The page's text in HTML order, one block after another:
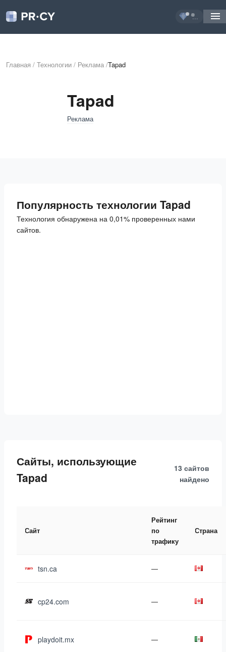
...
Главная / Технологии / Реклама /Tapad
Tapad
Реклама
Популярность технологии Tapad
Технология обнаружена на 0,01% проверенных нами
сайтов.
Сайты, использующие
Tapad
13 сайтов
найдено
Сайт
Рейтинг
по
трафику
Страна
tsn.ca —
cp24.com —
playdoit.mx —